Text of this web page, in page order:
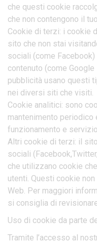
che questi cookie
che non contengono il
Cookie di terzi: i cookie
sito che non stai
sociali (come
contenuto (come
pubblicità usano questi
nei diversi siti che visiti.
Cookie analitici: sono
mantenimento periodico
funzionamento e servizio
Altri cookie di terzi: il
sociali
che utilizzano cookie
utenti. Questi cookie
Web. Per maggiori
si consiglia di
Uso di cookie da parte
Tramite l’accesso al